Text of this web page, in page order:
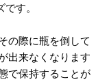
す。
の際に瓶を倒して
出来なくなります
で保持することが